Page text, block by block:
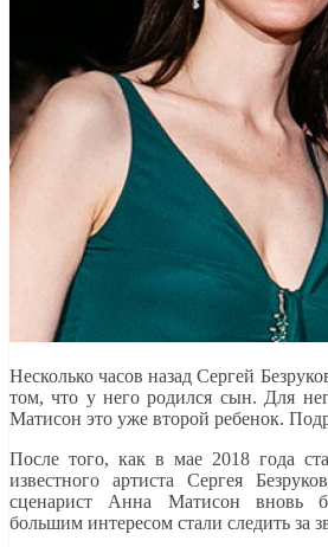
Несколько часов назад Сергей
том, что у него родился сын. Для
Матисон это уже второй ребенок.
После того, как в мае 2018 года
известного артиста Сергея
сценарист Анна Матисон вновь
большим интересом стали следить за